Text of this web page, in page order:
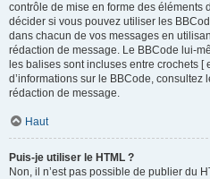
contrôle de mise en forme des éléments
décider si vous pouvez utiliser les
dans chacun de vos messages en
rédaction de message. Le BBCode lui-
les balises sont incluses entre crochets [
d’informations sur le BBCode,
rédaction de message.
Haut
Puis-je utiliser le HTML ?
Non, il n’est pas possible de publier du